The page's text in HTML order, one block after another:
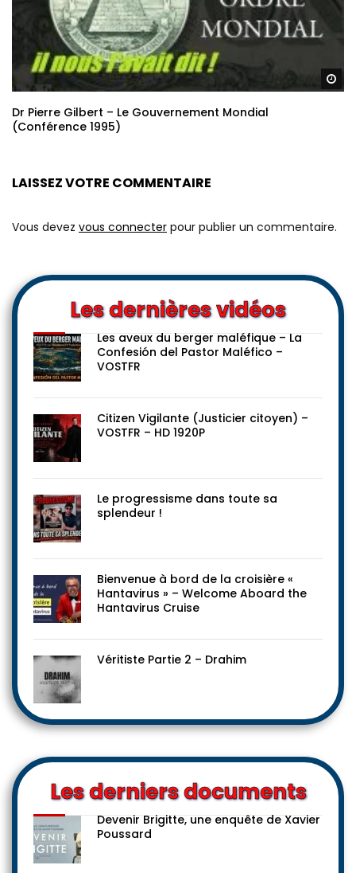
Dr Pierre Gilbert – Le Gouvernement Mondial
(Conférence 1995)
LAISSEZ VOTRE COMMENTAIRE
Vous devez vous connecter pour publier un commentaire.
Les dernières vidéos
Les aveux du berger maléfique – La
Confesión del Pastor Maléfico –
VOSTFR
Citizen Vigilante (Justicier citoyen) –
VOSTFR – HD 1920P
Le progressisme dans toute sa
splendeur !
Bienvenue à bord de la croisière «
Hantavirus » – Welcome Aboard the
Hantavirus Cruise
Véritiste Partie 2 – Drahim
Les derniers documents
Devenir Brigitte, une enquête de Xavier
Poussard